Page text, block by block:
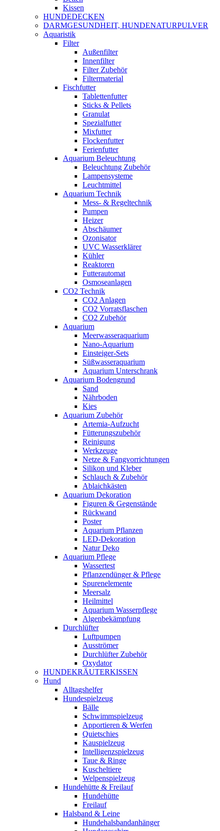
Kissen
HUNDEDECKEN
DARMGESUNDHEIT, HUNDENATURPULVER
Aquaristik
Filter
Außenfilter
Innenfilter
Filter Zubehör
Filtermaterial
Fischfutter
Tablettenfutter
Sticks & Pellets
Granulat
Spezialfutter
Mixfutter
Flockenfutter
Ferienfutter
Aquarium Beleuchtung
Beleuchtung Zubehör
Lampensysteme
Leuchtmittel
Aquarium Technik
Mess- & Regeltechnik
Pumpen
Heizer
Abschäumer
Ozonisator
UVC Wasserklärer
Kühler
Reaktoren
Futterautomat
Osmoseanlagen
CO2 Technik
CO2 Anlagen
CO2 Vorratsflaschen
CO2 Zubehör
Aquarium
Meerwasseraquarium
Nano-Aquarium
Einsteiger-Sets
Süßwasseraquarium
Aquarium Unterschrank
Aquarium Bodengrund
Sand
Nährboden
Kies
Aquarium Zubehör
Artemia-Aufzucht
Fütterungszubehör
Reinigung
Werkzeuge
Netze & Fangvorrichtungen
Silikon und Kleber
Schlauch & Zubehör
Ablaichkästen
Aquarium Dekoration
Figuren & Gegenstände
Rückwand
Poster
Aquarium Pflanzen
LED-Dekoration
Natur Deko
Aquarium Pflege
Wassertest
Pflanzendünger & Pflege
Spurenelemente
Meersalz
Heilmittel
Aquarium Wasserpflege
Algenbekämpfung
Durchlüfter
Luftpumpen
Ausströmer
Durchlüfter Zubehör
Oxydator
HUNDEKRÄUTERKISSEN
Hund
Alltagshelfer
Hundespielzeug
Bälle
Schwimmspielzeug
Apportieren & Werfen
Quietschies
Kauspielzeug
Intelligenzspielzeug
Taue & Ringe
Kuscheltiere
Welpenspielzeug
Hundehütte & Freilauf
Hundehütte
Freilauf
Halsband & Leine
Hundehalsbandanhänger